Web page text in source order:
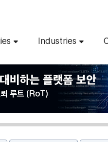
Industries